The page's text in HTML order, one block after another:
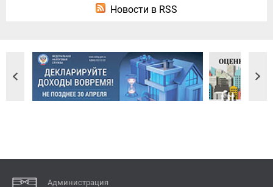
Новости в RSS
Администрация